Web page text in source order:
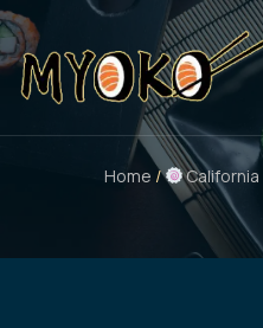
Home / California